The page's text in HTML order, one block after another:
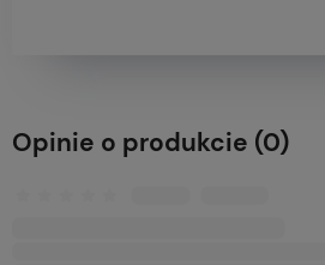
Opinie o produkcie (0)